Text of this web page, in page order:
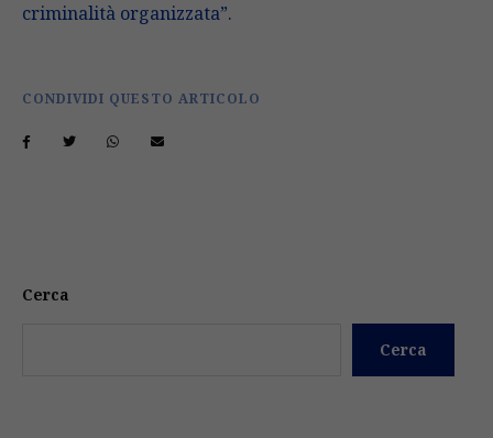
criminalità organizzata”.
CONDIVIDI QUESTO ARTICOLO
Cerca
Cerca